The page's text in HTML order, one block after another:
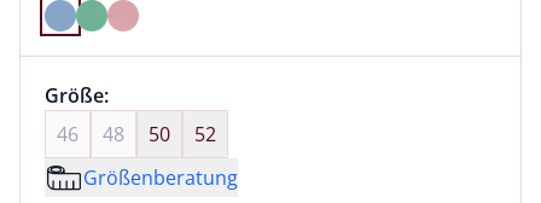
Farbe Hellblau ausgewählt
Größenauswahl:
Größe:nichts ausgewählt
46
48 50
52
Größenberatung